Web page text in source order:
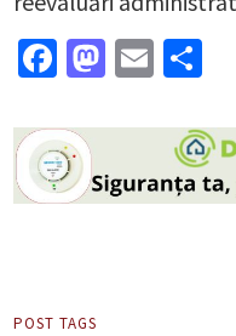
Facebook
Email
POST TAGS